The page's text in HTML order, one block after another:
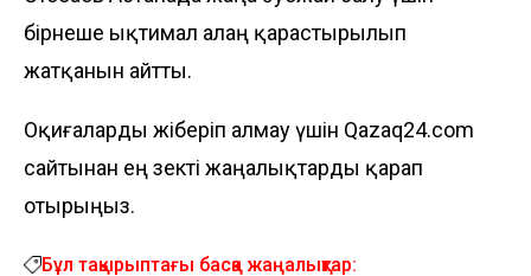
бірнеше ықтимал алаң қарастырылып
жатқанын айтты.
Оқиғаларды жіберіп алмау үшін Qazaq24.com
сайтынан ең өзекті жаңалықтарды қарап
отырыңыз.
Бұл тақырыптағы басқа жаңалықтар: